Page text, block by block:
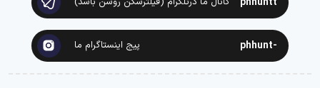
-phhunt پیج اینستاگرام ما